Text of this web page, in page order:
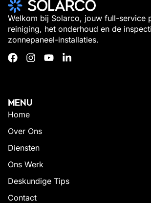
Welkom bij Solarco, jouw full-service
reiniging, het onderhoud en de
zonnepaneel-installaties.
MENU
Home
Over Ons
Diensten
Ons Werk
Deskundige Tips
Contact